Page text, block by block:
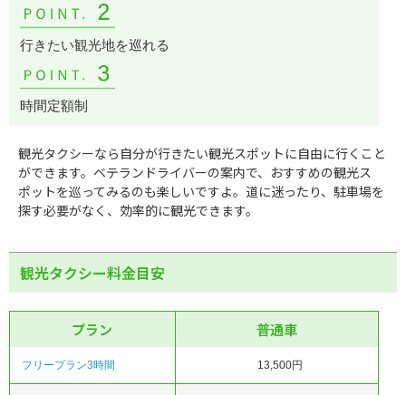
行きたい観光地を巡れる
時間定額制
観光タクシーなら自分が行きたい観光スポットに自由に行くこと
ができます。ベテランドライバーの案内で、おすすめの観光ス
ポットを巡ってみるのも楽しいですよ。道に迷ったり、駐車場を
探す必要がなく、効率的に観光できます。
観光タクシー料金目安
プラン
フリープラン3時間
普通車
13,500円